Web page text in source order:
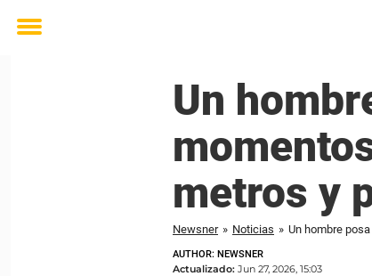
Toggle
Un
metros y
Newsner » Noticias » Un hombre
AUTHOR: NEWSNER
Actualizado: Jun 27, 2026, 15:03